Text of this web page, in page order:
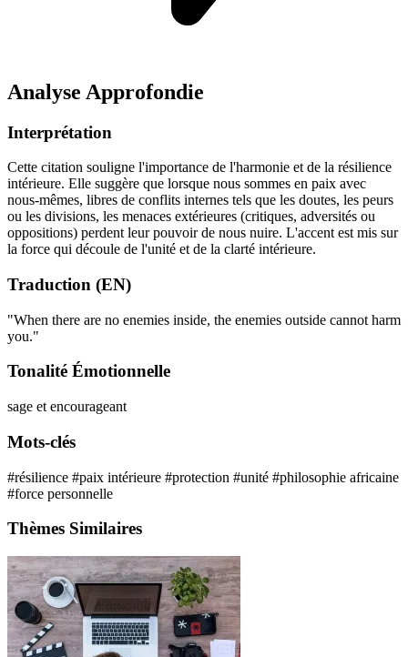
Analyse Approfondie
Interprétation
Cette citation souligne l'importance de l'harmonie et de la résilience
intérieure. Elle suggère que lorsque nous sommes en paix avec
nous-mêmes, libres de conflits internes tels que les doutes, les peurs
ou les divisions, les menaces extérieures (critiques, adversités ou
oppositions) perdent leur pouvoir de nous nuire. L'accent est mis sur
la force qui découle de l'unité et de la clarté intérieure.
Traduction (EN)
"When there are no enemies inside, the enemies outside cannot harm
you."
Tonalité Émotionnelle
sage et encourageant
Mots-clés
#résilience #paix intérieure #protection #unité #philosophie africaine
#force personnelle
Thèmes Similaires